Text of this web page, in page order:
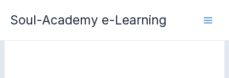
InhaltSoul-Academy e-Learning